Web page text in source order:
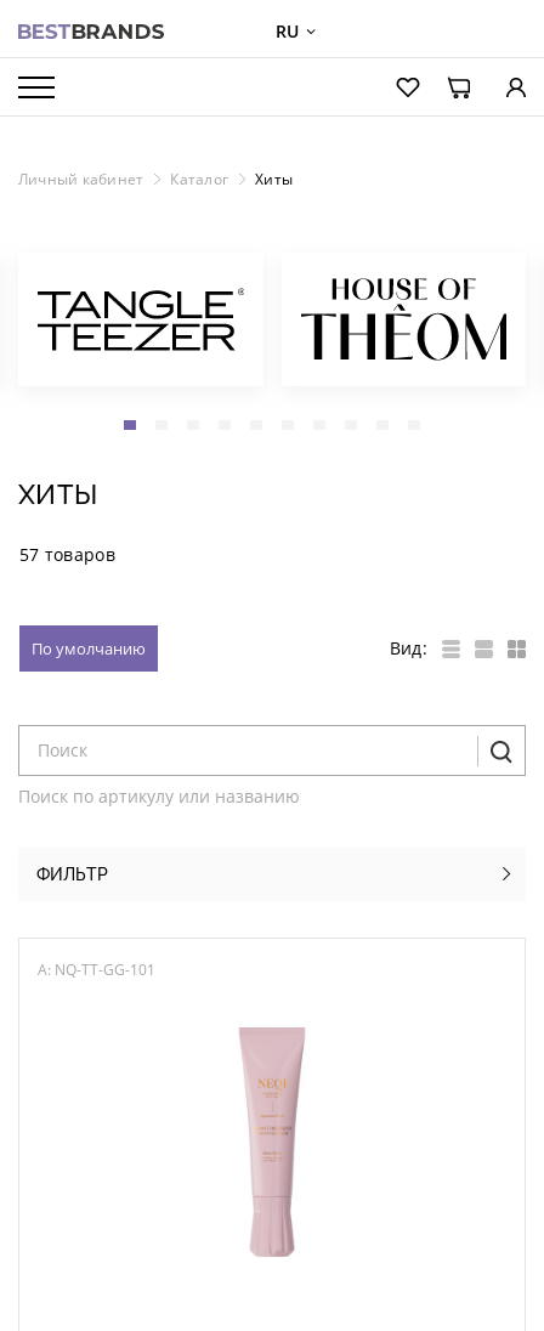
RU
Личный кабинет Каталог Хиты
ХИТЫ
57 товаров
По умолчанию Вид:
Поиск по артикулу или названию
ФИЛЬТР
A: NQ-TT-GG-101
О БРЕНДАХ
ВХОД ДЛЯ ПАРТНЕРОВ